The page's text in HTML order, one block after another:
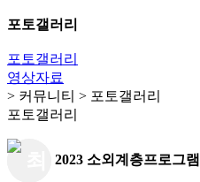
포토갤러리
포토갤러리
영상자료
> 커뮤니티 > 포토갤러리
포토갤러리
2023 소외계층프로그램